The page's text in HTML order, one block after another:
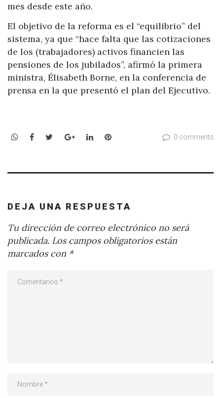
mes desde este año.
El objetivo de la reforma es el “equilibrio” del
sistema, ya que “hace falta que las cotizaciones
de los (trabajadores) activos financien las
pensiones de los jubilados”, afirmó la primera
ministra, Élisabeth Borne, en la conferencia de
prensa en la que presentó el plan del Ejecutivo.
WhatsApp
Facebook
TwitterGoogle+LinkedInPinterest 0 comments
DEJA UNA RESPUESTA
Tu dirección de correo electrónico no será
publicada. Los campos obligatorios están
marcados con *